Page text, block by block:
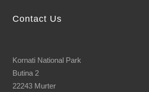
Contact Us
Kornati National Park
Butina 2
22243 Murter